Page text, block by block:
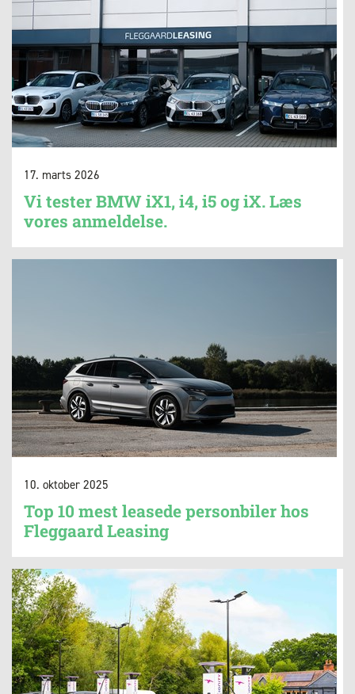
17. marts 2026
Vi tester BMW iX1, i4, i5 og iX. Læs
vores anmeldelse.
10. oktober 2025
Top 10 mest leasede personbiler hos
Fleggaard Leasing